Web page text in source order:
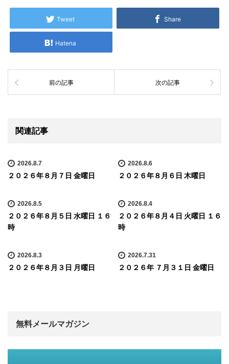
Tweet Share
Hatena
前の記事 次の記事
関連記事
2026.8.7
２０２６年８月７日 金曜日
2026.8.6
２０２６年８月６日 木曜日
2026.8.5
２０２６年８月５日 水曜日 １６
時
2026.8.4
２０２６年８月４日 火曜日 １６
時
2026.8.3
２０２６年８月３日 月曜日
2026.7.31
２０２６年 ７月３１日 金曜日
無料メールマガジン